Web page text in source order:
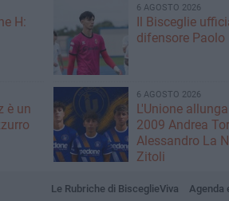
H:
6 AGOSTO 2026
Il Bisceglie
difensore Paolo
è un
6 AGOSTO 2026
L'Unione
2009 Andrea
Alessandro La
Zitoli
Le Rubriche di BisceglieViva Agenda